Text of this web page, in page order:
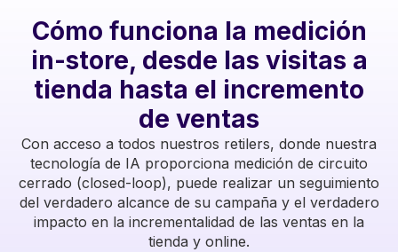
Cómo funciona la medición
in-store, desde las visitas a
tienda hasta el incremento
de ventas
Con acceso a todos nuestros retilers, donde nuestra
tecnología de IA proporciona medición de circuito
cerrado (closed-loop), puede realizar un seguimiento
del verdadero alcance de su campaña y el verdadero
impacto en la incrementalidad de las ventas en la
tienda y online.